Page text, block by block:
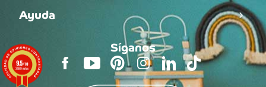
Ayuda
Síganos
9.5/10
3589 notas